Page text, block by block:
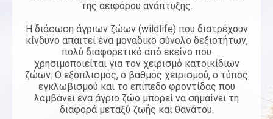
της αειφόρου ανάπτυξης.
Η διάσωση άγριων ζώων (wildlife) που διατρέχουν
κίνδυνο απαιτεί ένα μοναδικό σύνολο δεξιοτήτων,
πολύ διαφορετικό από εκείνο που
χρησιμοποιείται για τον χειρισμό κατοικίδιων
ζώων. Ο εξοπλισμός, ο βαθμός χειρισμού, ο τύπος
εγκλωβισμού και το επίπεδο φροντίδας που
λαμβάνει ένα άγριο ζώο μπορεί να σημαίνει τη
διαφορά μεταξύ ζωής και θανάτου.